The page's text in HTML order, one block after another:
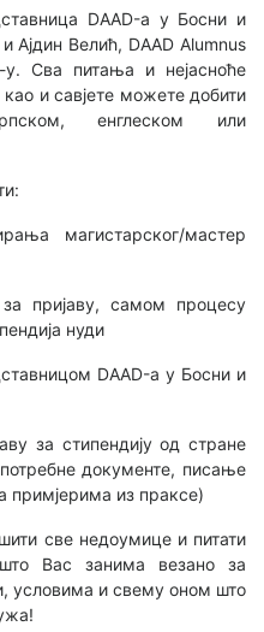
DAAD-а у Босни и
Ајдин Велић, DAAD Alumnus
у. Сва питања и нејасноће
и савјете можете добити
енглеском или
магистарског/мастер
пријаву, самом процесу
нуди
DAAD-а у Босни и
за стипендију од стране
документе, писање
примјерима из праксе)
све недоумице и питати
Вас занима везано за
условима и свему оном што